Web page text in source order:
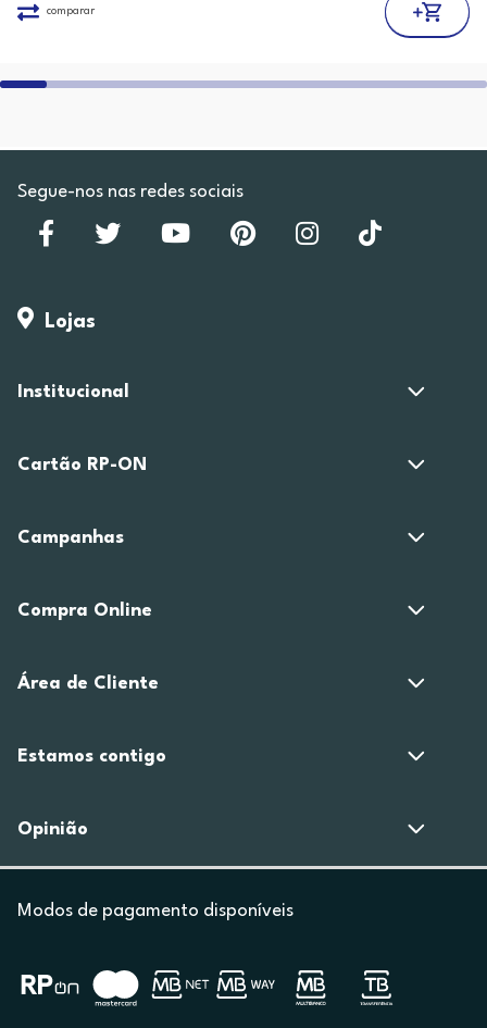
comparar
Segue-nos nas redes sociais
Lojas
Institucional
Cartão RP-ON
Campanhas
Compra Online
Área de Cliente
Estamos contigo
Opinião
Modos de pagamento disponíveis